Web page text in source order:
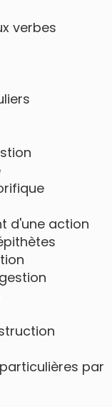
verbes
d'une action
par